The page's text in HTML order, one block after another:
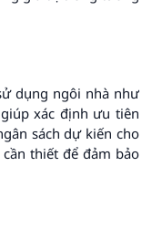
dụng ngôi nhà như
xác định ưu tiên
sách dự kiến cho
thiết để đảm bảo